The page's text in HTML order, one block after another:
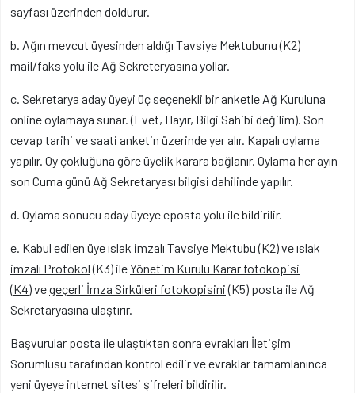
sayfası üzerinden doldurur.
b. Ağın mevcut üyesinden aldığı Tavsiye Mektubunu (K2)
mail/faks yolu ile Ağ Sekreteryasına yollar.
c. Sekretarya aday üyeyi üç seçenekli bir anketle Ağ Kuruluna
online oylamaya sunar. (Evet, Hayır, Bilgi Sahibi değilim). Son
cevap tarihi ve saati anketin üzerinde yer alır. Kapalı oylama
yapılır. Oy çokluğuna göre üyelik karara bağlanır. Oylama her ayın
son Cuma günü Ağ Sekretaryası bilgisi dahilinde yapılır.
d. Oylama sonucu aday üyeye eposta yolu ile bildirilir.
e. Kabul edilen üyeıslak imzalı Tavsiye Mektubu(K2) veıslak
imzalı Protokol(K3) ileYönetim Kurulu Karar fotokopisi
(K4)vegeçerli İmza Sirküleri fotokopisini(K5) posta ile Ağ
Sekretaryasına ulaştırır.
Başvurular posta ile ulaştıktan sonra evrakları İletişim
Sorumlusu tarafından kontrol edilir ve evraklar tamamlanınca
yeni üyeye internet sitesi şifreleri bildirilir.